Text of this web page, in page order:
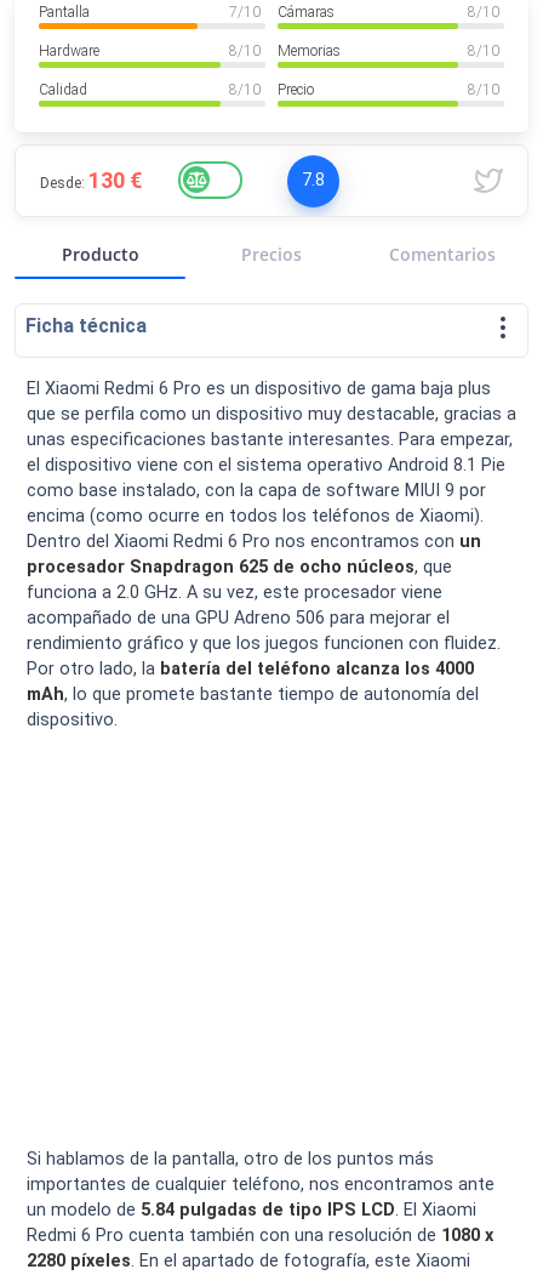
Luchinen
Uruguay
Hola me gustaría saber Si el celula...
VER MÁS
Pantalla 7/ 10 Cámaras 8/ 10
Hardware 8/ 10 Memorias 8/ 10
Calidad 8/ 10 Precio 8/ 10
Desde: 130 € 7.8
Producto Precios Comentarios
Ficha técnica
El Xiaomi Redmi 6 Pro es un dispositivo de gama baja plus
que se perfila como un dispositivo muy destacable, gracias a
unas especificaciones bastante interesantes. Para empezar,
el dispositivo viene con el sistema operativo Android 8.1 Pie
como base instalado, con la capa de software MIUI 9 por
encima (como ocurre en todos los teléfonos de Xiaomi).
Dentro del Xiaomi Redmi 6 Pro nos encontramos con un
procesador Snapdragon 625 de ocho núcleos, que
funciona a 2.0 GHz. A su vez, este procesador viene
acompañado de una GPU Adreno 506 para mejorar el
rendimiento gráfico y que los juegos funcionen con fluidez.
Por otro lado, la batería del teléfono alcanza los 4000
mAh, lo que promete bastante tiempo de autonomía del
dispositivo.
Si hablamos de la pantalla, otro de los puntos más
importantes de cualquier teléfono, nos encontramos ante
un modelo de 5.84 pulgadas de tipo IPS LCD. El Xiaomi
Redmi 6 Pro cuenta también con una resolución de 1080 x
2280 píxeles. En el apartado de fotografía, este Xiaomi
Descargas Comparativas
Operadores Eventos Comparador